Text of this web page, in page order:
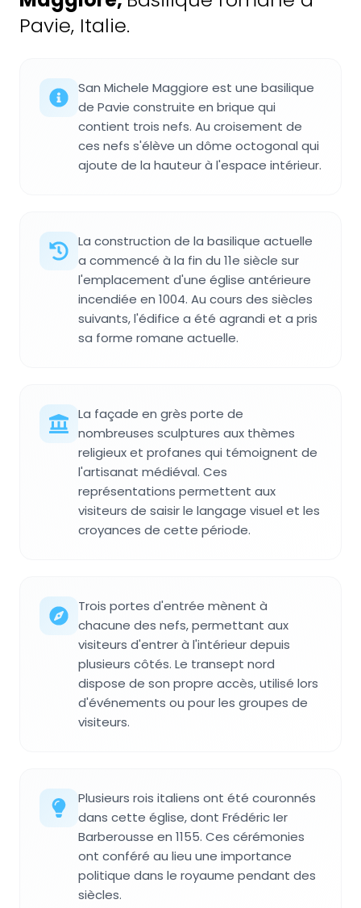
Pavie, Italie.
San Michele Maggiore est une basilique
de Pavie construite en brique qui
contient trois nefs. Au croisement de
ces nefs s'élève un dôme octogonal qui
ajoute de la hauteur à l'espace intérieur.
La construction de la basilique actuelle
a commencé à la fin du 11e siècle sur
l'emplacement d'une église antérieure
incendiée en 1004. Au cours des siècles
suivants, l'édifice a été agrandi et a pris
sa forme romane actuelle.
La façade en grès porte de
nombreuses sculptures aux thèmes
religieux et profanes qui témoignent de
l'artisanat médiéval. Ces
représentations permettent aux
visiteurs de saisir le langage visuel et les
croyances de cette période.
Trois portes d'entrée mènent à
chacune des nefs, permettant aux
visiteurs d'entrer à l'intérieur depuis
plusieurs côtés. Le transept nord
dispose de son propre accès, utilisé lors
d'événements ou pour les groupes de
visiteurs.
Plusieurs rois italiens ont été couronnés
dans cette église, dont Frédéric Ier
Barberousse en 1155. Ces cérémonies
ont conféré au lieu une importance
politique dans le royaume pendant des
siècles.